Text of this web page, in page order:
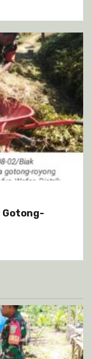
Gotong-